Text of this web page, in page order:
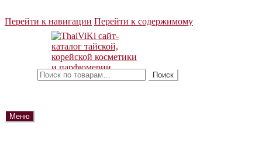
Перейти к навигации Перейти к содержимому
Поиск
Меню